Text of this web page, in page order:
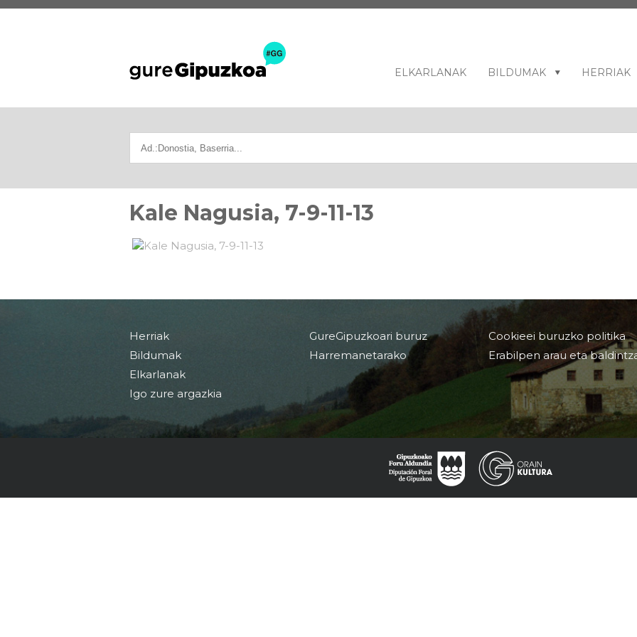
ELKARLANAK BILDUMAK HERRIAK
Kale Nagusia, 7-9-11-13
Herriak
Bildumak
Elkarlanak
Igo zure argazkia
GureGipuzkoari buruz
Harremanetarako
Cookieei buruzko politika
Erabilpen arau eta